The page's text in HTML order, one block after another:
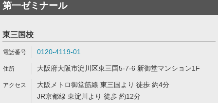
第一ゼミナール
東三国校
0120-4119-01
大阪府大阪市淀川区東三国5-7-6 新御堂マンション1F
大阪メトロ御堂筋線 東三国より 徒歩 約4分
JR京都線 東淀川より 徒歩 約12分